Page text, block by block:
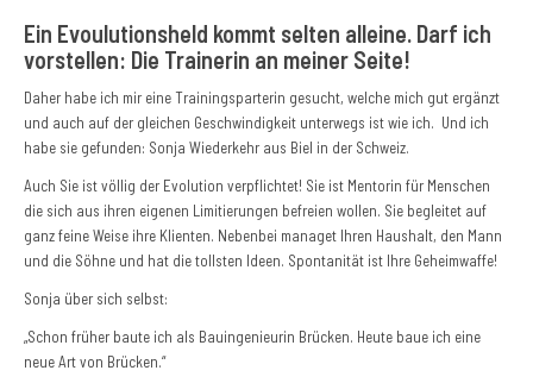
Ein Evoulutionsheld kommt selten alleine. Darf ich
vorstellen: Die Trainerin an meiner Seite!
Daher habe ich mir eine Trainingsparterin gesucht, welche mich gut ergänzt
und auch auf der gleichen Geschwindigkeit unterwegs ist wie ich. Und ich
habe sie gefunden: Sonja Wiederkehr aus Biel in der Schweiz.
Auch Sie ist völlig der Evolution verpflichtet! Sie ist Mentorin für Menschen
die sich aus ihren eigenen Limitierungen befreien wollen. Sie begleitet auf
ganz feine Weise ihre Klienten. Nebenbei managet Ihren Haushalt, den Mann
und die Söhne und hat die tollsten Ideen. Spontanität ist Ihre Geheimwaffe!
Sonja über sich selbst:
„Schon früher baute ich als Bauingenieurin Brücken. Heute baue ich eine
neue Art von Brücken.“